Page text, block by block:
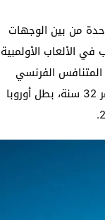
من بين الوجهات
في الألعاب الأولمبية
على المتنافس الفرنسي
جورغان كوزيني، الذي تمكن من إحراز اللقب. ويعد البطل الفرنسي جورغان كوزيني، البالغ من العمر 32 سنة، بطل أوروبا